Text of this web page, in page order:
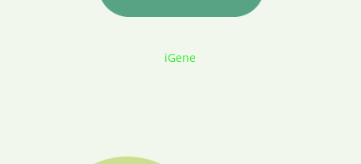
iGene